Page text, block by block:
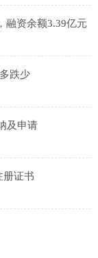
融资余额3.39亿元
跌少
及申请
册证书